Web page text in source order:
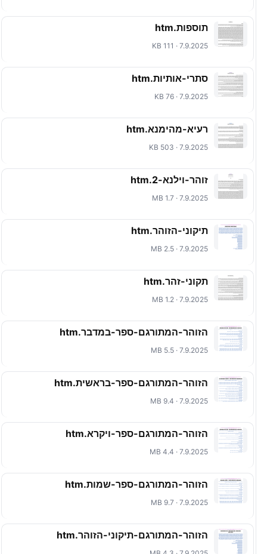
תוספות.htm
7.9.2025 · 111 KB
סתרי-אותיות.htm
7.9.2025 · 76 KB
רעיא-מהימנא.htm
7.9.2025 · 503 KB
זוהר-וילנא-2.htm
7.9.2025 · 1.7 MB
תיקוני-הזוהר.htm
7.9.2025 · 2.5 MB
תקוני-זהר.htm
7.9.2025 · 1.2 MB
הזוהר-המתורגם-ספר-במדבר.htm
7.9.2025 · 5.5 MB
הזוהר-המתורגם-ספר-בראשית.htm
7.9.2025 · 9.4 MB
הזוהר-המתורגם-ספר-ויקרא.htm
7.9.2025 · 4.4 MB
הזוהר-המתורגם-ספר-שמות.htm
7.9.2025 · 9.7 MB
הזוהר-המתורגם-תיקוני-הזוהר.htm